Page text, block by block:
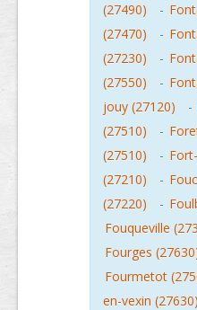
(27490)
-
(27470)
-
(27230)
-
(27550)
-
jouy (27120)
-
(27510)
-
(27510)
-
(27210)
-
(27220)
-
Fouqueville
Fourges
Fourmetot
en-vexin (27630)